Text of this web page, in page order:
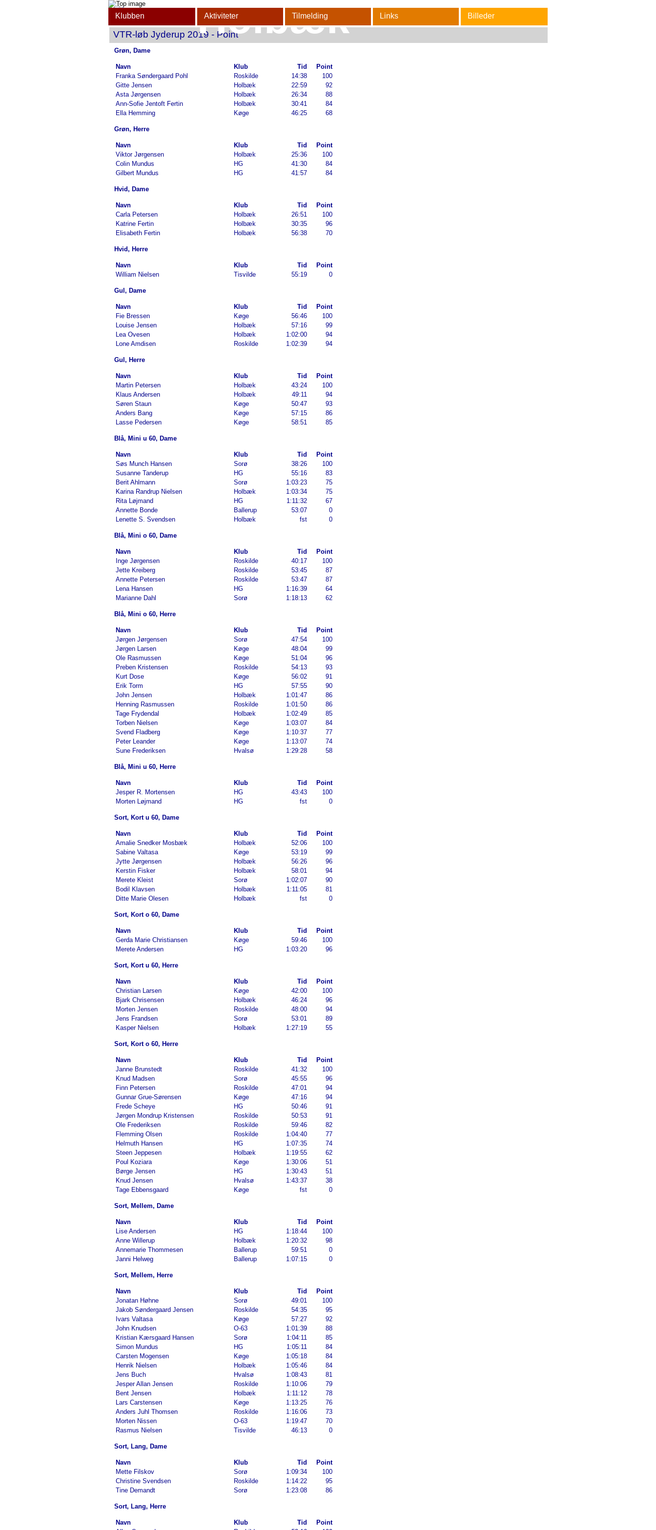
Holbæk
Klubben Aktiviteter Tilmelding Links Billeder
VTR-løb Jyderup 2019 - Point
Grøn, Dame
Navn Klub Tid
Point
Franka Søndergaard Pohl
Roskilde 14:38
100
Gitte Jensen
Holbæk 22:59
92
Asta Jørgensen
Holbæk 26:34
88
Ann-Sofie Jentoft Fertin
Holbæk 30:41
84
Ella Hemming
Køge 46:25 68
Grøn, Herre
Navn Klub Tid
Point
Viktor Jørgensen
Holbæk 25:36
100
Colin Mundus
HG 41:30
84
Gilbert Mundus
HG 41:57 84
Hvid, Dame
Navn Klub Tid
Point
Carla Petersen
Holbæk 26:51
100
Katrine Fertin
Holbæk 30:35
96
Elisabeth Fertin
Holbæk 56:38 70
Hvid, Herre
Navn Klub Tid
Point
William Nielsen
Tisvilde 55:19 0
Gul, Dame
Navn Klub Tid
Point
Fie Bressen
Køge 56:46
100
Louise Jensen
Holbæk 57:16
99
Lea Ovesen
Holbæk 1:02:00
94
Lone Amdisen
Roskilde 1:02:39 94
Gul, Herre
Navn Klub Tid
Point
Martin Petersen
Holbæk 43:24
100
Klaus Andersen
Holbæk 49:11
94
Søren Staun
Køge 50:47
93
Anders Bang
Køge 57:15
86
Lasse Pedersen
Køge 58:51 85
Blå, Mini u 60, Dame
Navn Klub Tid
Point
Søs Munch Hansen
Sorø 38:26
100
Susanne Tanderup
HG 55:16
83
Berit Ahlmann
Sorø 1:03:23
75
Karina Randrup Nielsen
Holbæk 1:03:34
75
Rita Løjmand
HG 1:11:32
67
Annette Bonde
Ballerup 53:07
0
Lenette S. Svendsen
Holbæk fst 0
Blå, Mini o 60, Dame
Navn Klub Tid
Point
Inge Jørgensen
Roskilde 40:17
100
Jette Kreiberg
Roskilde 53:45
87
Annette Petersen
Roskilde 53:47
87
Lena Hansen
HG 1:16:39
64
Marianne Dahl
Sorø 1:18:13 62
Blå, Mini o 60, Herre
Navn Klub Tid
Point
Jørgen Jørgensen
Sorø 47:54
100
Jørgen Larsen
Køge 48:04
99
Ole Rasmussen
Køge 51:04
96
Preben Kristensen
Roskilde 54:13
93
Kurt Dose
Køge 56:02
91
Erik Torm
HG 57:55
90
John Jensen
Holbæk 1:01:47
86
Henning Rasmussen
Roskilde 1:01:50
86
Tage Frydendal
Holbæk 1:02:49
85
Torben Nielsen
Køge 1:03:07
84
Svend Fladberg
Køge 1:10:37
77
Peter Leander
Køge 1:13:07
74
Sune Frederiksen
Hvalsø 1:29:28 58
Blå, Mini u 60, Herre
Navn Klub Tid
Point
Jesper R. Mortensen
HG 43:43
100
Morten Løjmand
HG fst 0
Sort, Kort u 60, Dame
Navn Klub Tid
Point
Amalie Snedker Mosbæk
Holbæk 52:06
100
Sabine Valtasa
Køge 53:19
99
Jytte Jørgensen
Holbæk 56:26
96
Kerstin Fisker
Holbæk 58:01
94
Merete Kleist
Sorø 1:02:07
90
Bodil Klavsen
Holbæk 1:11:05
81
Ditte Marie Olesen
Holbæk fst 0
Sort, Kort o 60, Dame
Navn Klub Tid
Point
Gerda Marie Christiansen
Køge 59:46
100
Merete Andersen
HG 1:03:20 96
Sort, Kort u 60, Herre
Navn Klub Tid
Point
Christian Larsen
Køge 42:00
100
Bjark Chrisensen
Holbæk 46:24
96
Morten Jensen
Roskilde 48:00
94
Jens Frandsen
Sorø 53:01
89
Kasper Nielsen
Holbæk 1:27:19 55
Sort, Kort o 60, Herre
Navn Klub Tid
Point
Janne Brunstedt
Roskilde 41:32
100
Knud Madsen
Sorø 45:55
96
Finn Petersen
Roskilde 47:01
94
Gunnar Grue-Sørensen
Køge 47:16
94
Frede Scheye
HG 50:46
91
Jørgen Mondrup Kristensen
Roskilde 50:53
91
Ole Frederiksen
Roskilde 59:46
82
Flemming Olsen
Roskilde 1:04:40
77
Helmuth Hansen
HG 1:07:35
74
Steen Jeppesen
Holbæk 1:19:55
62
Poul Koziara
Køge 1:30:06
51
Børge Jensen
HG 1:30:43
51
Knud Jensen
Hvalsø 1:43:37
38
Tage Ebbensgaard
Køge fst 0
Sort, Mellem, Dame
Navn Klub Tid
Point
Lise Andersen
HG 1:18:44
100
Anne Willerup
Holbæk 1:20:32
98
Annemarie Thommesen
Ballerup 59:51
0
Janni Helweg
Ballerup 1:07:15 0
Sort, Mellem, Herre
Navn Klub Tid
Point
Jonatan Høhne
Sorø 49:01
100
Jakob Søndergaard Jensen
Roskilde 54:35
95
Ivars Valtasa
Køge 57:27
92
John Knudsen
O-63 1:01:39
88
Kristian Kærsgaard Hansen
Sorø 1:04:11
85
Simon Mundus
HG 1:05:11
84
Carsten Mogensen
Køge 1:05:18
84
Henrik Nielsen
Holbæk 1:05:46
84
Jens Buch
Hvalsø 1:08:43
81
Jesper Allan Jensen
Roskilde 1:10:06
79
Bent Jensen
Holbæk 1:11:12
78
Lars Carstensen
Køge 1:13:25
76
Anders Juhl Thomsen
Roskilde 1:16:06
73
Morten Nissen
O-63 1:19:47
70
Rasmus Nielsen
Tisvilde 46:13 0
Sort, Lang, Dame
Navn Klub Tid
Point
Mette Filskov
Sorø 1:09:34
100
Christine Svendsen
Roskilde 1:14:22
95
Tine Demandt
Sorø 1:23:08 86
Sort, Lang, Herre
Navn Klub Tid
Point